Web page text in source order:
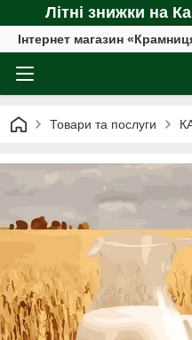
Літні знижки на
Інтернет магазин
Товари та послуги